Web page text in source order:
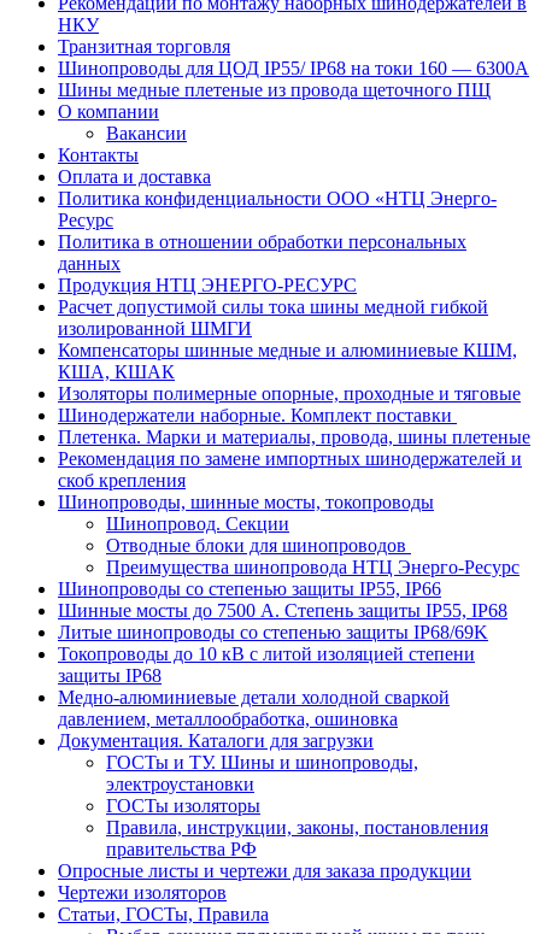
НКУ
Транзитная торговля
Шинопроводы для ЦОД IP55/ IP68 на токи 160 — 6300А
Шины медные плетеные из провода щеточного ПЩ
О компании
Вакансии
Контакты
Оплата и доставка
Политика конфиденциальности ООО «НТЦ Энерго-
Ресурс
Политика в отношении обработки персональных
данных
Продукция НТЦ ЭНЕРГО-РЕСУРС
Расчет допустимой силы тока шины медной гибкой
изолированной ШМГИ
Компенсаторы шинные медные и алюминиевые КШМ,
КША, КШАК
Изоляторы полимерные опорные, проходные и тяговые
Шинодержатели наборные. Комплект поставки
Плетенка. Марки и материалы, провода, шины плетеные
Рекомендация по замене импортных шинодержателей и
скоб крепления
Шинопроводы, шинные мосты, токопроводы
Шинопровод. Секции
Отводные блоки для шинопроводов
Преимущества шинопровода НТЦ Энерго-Ресурс
Шинопроводы со степенью защиты IP55, IP66
Шинные мосты до 7500 А. Степень защиты IP55, IP68
Литые шинопроводы со степенью защиты IP68/69K
Токопроводы до 10 кВ с литой изоляцией степени
защиты IP68
Медно-алюминиевые детали холодной сваркой
давлением, металлообработка, ошиновка
Документация. Каталоги для загрузки
ГОСТы и ТУ. Шины и шинопроводы,
электроустановки
ГОСТы изоляторы
Правила, инструкции, законы, постановления
правительства РФ
Опросные листы и чертежи для заказа продукции
Чертежи изоляторов
Статьи, ГОСТы, Правила